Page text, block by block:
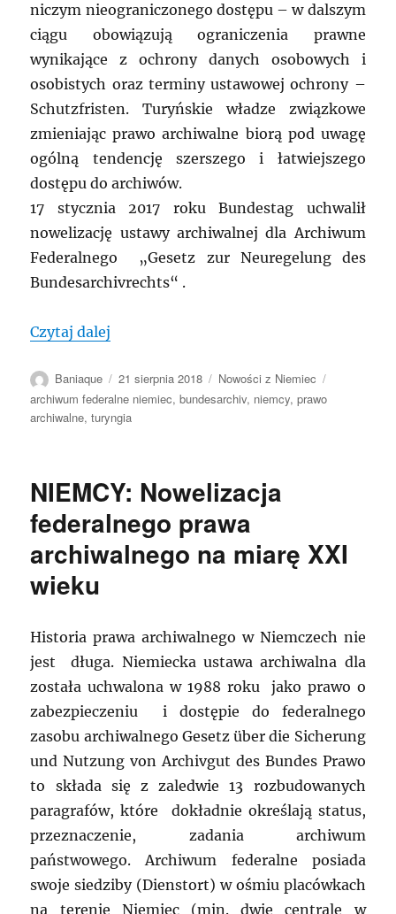
niczym nieograniczonego dostępu – w dalszym
ciągu obowiązują ograniczenia prawne
wynikające z ochrony danych osobowych i
osobistych oraz terminy ustawowej ochrony –
Schutzfristen. Turyńskie władze związkowe
zmieniając prawo archiwalne biorą pod uwagę
ogólną tendencję szerszego i łatwiejszego
dostępu do archiwów.
17 stycznia 2017 roku Bundestag uchwalił
nowelizację ustawy archiwalnej dla Archiwum
Federalnego „Gesetz zur Neuregelung des
Bundesarchivrechts“ .
Czytaj dalej
Autor
Baniaque
Data
publikacji
21 sierpnia 2018 Kategorie
Nowości z Niemiec
archiwum federalne niemiec,bundesarchiv, niemcy,prawo
archiwalne,turyngia
NIEMCY: Nowelizacja
federalnego prawa
archiwalnego na miarę XXI
wieku
Historia prawa archiwalnego w Niemczech nie
jest długa. Niemiecka ustawa archiwalna dla
została uchwalona w 1988 roku jako prawo o
zabezpieczeniu i dostępie do federalnego
zasobu archiwalnego Gesetz über die Sicherung
und Nutzung von Archivgut des Bundes Prawo
to składa się z zaledwie 13 rozbudowanych
paragrafów, które dokładnie określają status,
przeznaczenie, zadania archiwum
państwowego. Archiwum federalne posiada
swoje siedziby (Dienstort) w ośmiu placówkach
na terenie Niemiec (min. dwie centrale w